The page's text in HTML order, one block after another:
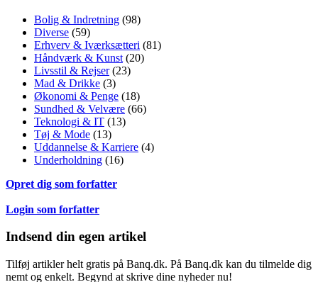
Bolig & Indretning (98)
Diverse (59)
Erhverv & Iværksætteri (81)
Håndværk & Kunst (20)
Livsstil & Rejser(23)
Mad & Drikke (3)
Økonomi & Penge (18)
Sundhed & Velvære (66)
Teknologi & IT (13)
Tøj & Mode (13)
Uddannelse & Karriere (4)
Underholdning (16)
Opret dig som forfatter
Login som forfatter
Indsend din egen artikel
Tilføj artikler helt gratis på Banq.dk. På Banq.dk kan du tilmelde dig
nemt og enkelt. Begynd at skrive dine nyheder nu!